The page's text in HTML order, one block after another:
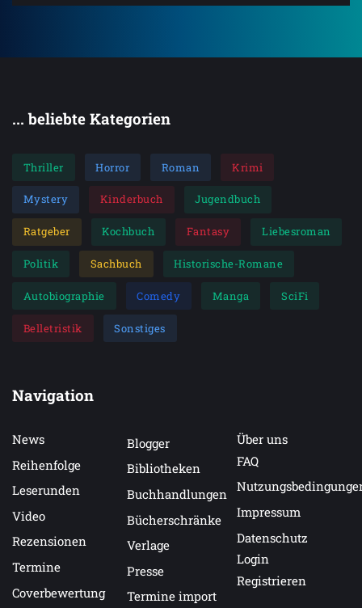
... beliebte Kategorien
Thriller Horror Roman Krimi
Mystery Kinderbuch Jugendbuch
Ratgeber Kochbuch Fantasy Liebesroman
Politik Sachbuch Historische-Romane
Autobiographie Comedy Manga SciFi
Belletristik Sonstiges
Navigation
News
Reihenfolge
Leserunden
Video
Rezensionen
Termine
Coverbewertung
Blogger
Bibliotheken
Buchhandlungen
Bücherschränke
Verlage
Presse
Termine import
Über uns
FAQ
Impressum
Datenschutz
Login
Registrieren